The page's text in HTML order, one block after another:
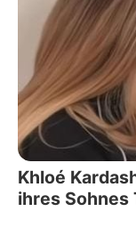
Khloé
ihres Sohnes